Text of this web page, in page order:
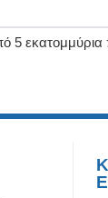
5 εκατομμύρια